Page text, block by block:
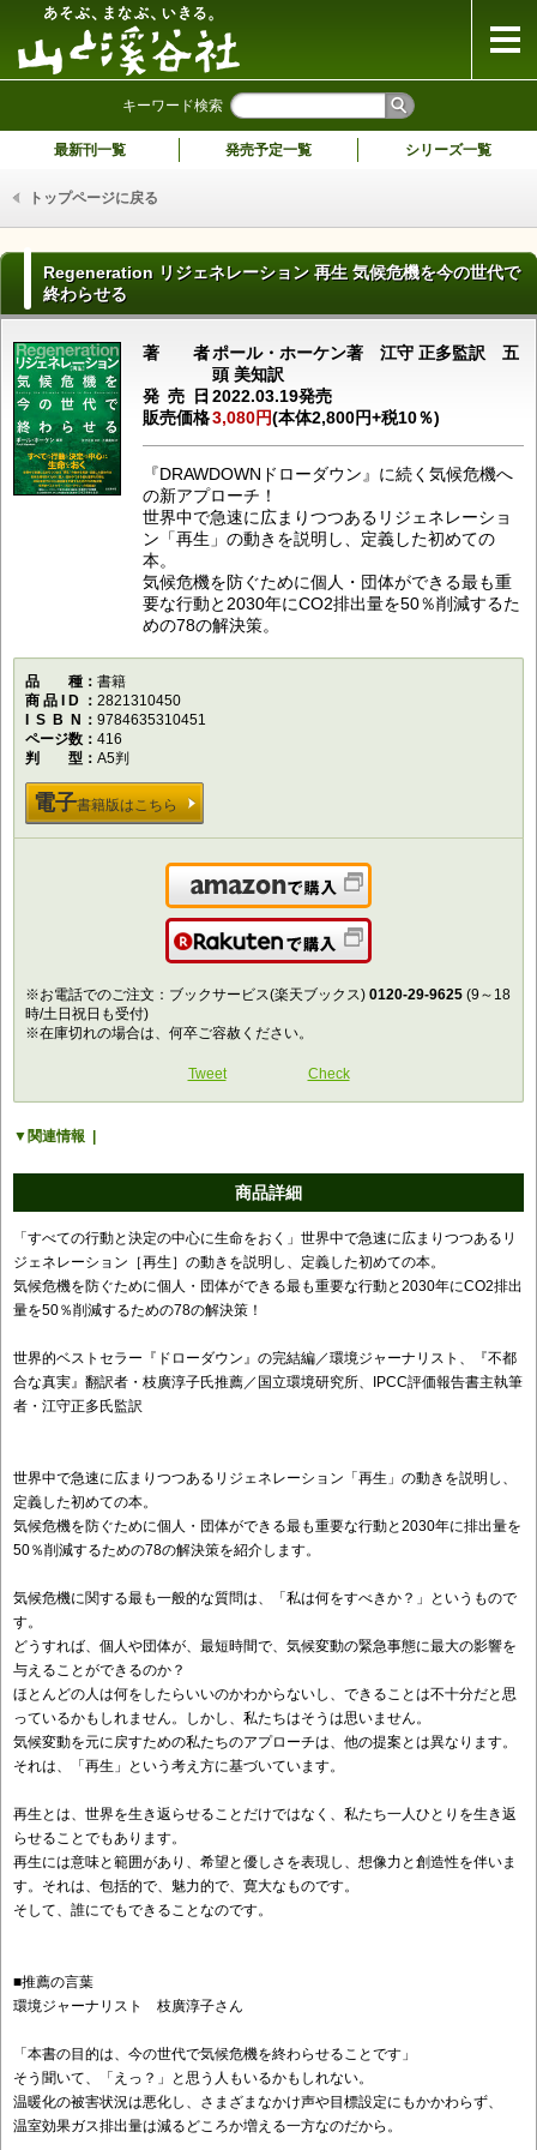
キーワード検索
最新刊一覧 発売予定一覧 シリーズ一覧
トップページに戻る
Regeneration リジェネレーション 再生 気候危機を今の世代で
終わらせる
著者ポール・ホーケン著 江守 正多監訳 五
頭 美知訳
発売日2022.03.19発売
販売価格3,080円(本体2,800円+税10％)
『DRAWDOWNドローダウン』に続く気候危機へ
の新アプローチ！
世界中で急速に広まりつつあるリジェネレーショ
ン「再生」の動きを説明し、定義した初めての
本。
気候危機を防ぐために個人・団体ができる最も重
要な行動と2030年にCO2排出量を50％削減するた
めの78の解決策。
品種書籍
商品ID
2821310450
ISBN
9784635310451
ページ数
416
判型A5判
電子書籍版はこちら
Amazonで購入
楽天で購入
※お電話でのご注文：ブックサービス(楽天ブックス) 0120-29-9625 (9～18
時/土日祝日も受付)
※在庫切れの場合は、何卒ご容赦ください。
Tweet Check
関連情報
商品詳細
「すべての行動と決定の中心に生命をおく」世界中で急速に広まりつつあるリ
ジェネレーション［再生］の動きを説明し、定義した初めての本。
気候危機を防ぐために個人・団体ができる最も重要な行動と2030年にCO2排出
量を50％削減するための78の解決策！
世界的ベストセラー『ドローダウン』の完結編／環境ジャーナリスト、『不都
合な真実』翻訳者・枝廣淳子氏推薦／国立環境研究所、IPCC評価報告書主執筆
者・江守正多氏監訳
世界中で急速に広まりつつあるリジェネレーション「再生」の動きを説明し、
定義した初めての本。
気候危機を防ぐために個人・団体ができる最も重要な行動と2030年に排出量を
50％削減するための78の解決策を紹介します。
気候危機に関する最も一般的な質問は、「私は何をすべきか？」というもので
す。
どうすれば、個人や団体が、最短時間で、気候変動の緊急事態に最大の影響を
与えることができるのか？
ほとんどの人は何をしたらいいのかわからないし、できることは不十分だと思
っているかもしれません。しかし、私たちはそうは思いません。
気候変動を元に戻すための私たちのアプローチは、他の提案とは異なります。
それは、「再生」という考え方に基づいています。
再生とは、世界を生き返らせることだけではなく、私たち一人ひとりを生き返
らせることでもあります。
再生には意味と範囲があり、希望と優しさを表現し、想像力と創造性を伴いま
す。それは、包括的で、魅力的で、寛大なものです。
そして、誰にでもできることなのです。
■推薦の言葉
環境ジャーナリスト 枝廣淳子さん
「本書の目的は、今の世代で気候危機を終わらせることです」
そう聞いて、「えっ？」と思う人もいるかもしれない。
温暖化の被害状況は悪化し、さまざまなかけ声や目標設定にもかかわらず、
温室効果ガス排出量は減るどころか増える一方なのだから。